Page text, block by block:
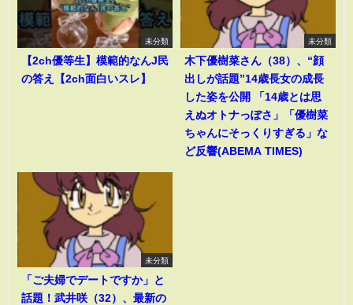
未分類
【2ch優等生】模範的なんJ民
の答え【2ch面白いスレ】
未分類
木下優樹菜さん（38）、“顔
出しが話題”14歳長女の成長
した姿を公開 「14歳とは思
えぬオトナっぽさ」「優樹菜
ちゃんにそっくりすぎる」な
ど反響(ABEMA TIMES)
未分類
「ご夫婦でデートですか」と
話題！武井咲（32）、最新の